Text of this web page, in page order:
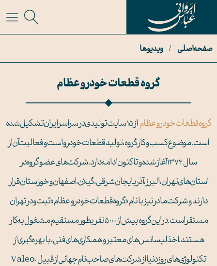
صفحه اصلی / ویدیوها
گروه قطعات خودرو عظام
گروه قطعات خودرو عظام
از ۱۵ سایت تولیدی در سراسر ایران تشکیل شده
است. موضوع کسب و کار گروه، تولید قطعات خودرو است و فعالیت آن از
سال ۱۳۷۲ آغاز شده و تا کنون ادامه دارد. شرکت‌های عضو گروه در
استان‌های تهران، البرز، آذربایجان شرقی، گیلان، اصفهان و خوزستان قرار
دارند و شرکت مادر نیز با نام «گروه قطعات خودرو عظام» ثبت و در تهران
مستقر است. در این گروه بیش از ۵۰۰۰ نفر بطور مستقیم مشغول به‌کار
هستند. اخذ لیسانس‌های معتبر و همکاری‌های فنی، با بهره‌گیری از
تکنولوژی‌های روز دنیا از شرکت‌های صاحب‌نام جهانی از قبیل Valeo،